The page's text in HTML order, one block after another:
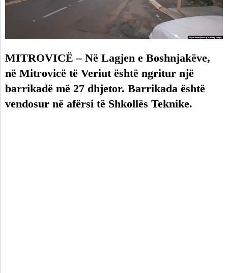
MITROVICË – Në Lagjen e Boshnjakëve,
në Mitrovicë të Veriut është ngritur një
barrikadë më 27 dhjetor. Barrikada është
vendosur në afërsi të Shkollës Teknike.